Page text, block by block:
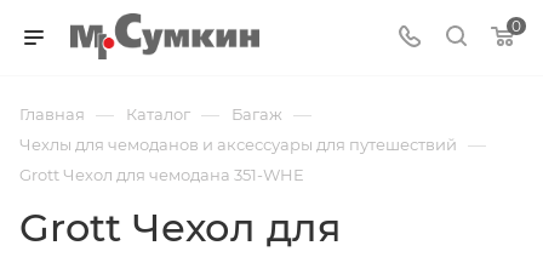
0
Главная — Каталог — Багаж —
Чехлы для чемоданов и аксессуары для путешествий —
Grott Чехол для чемодана 351-WHE
Grott Чехол для